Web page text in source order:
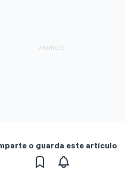
o guarda este artículo